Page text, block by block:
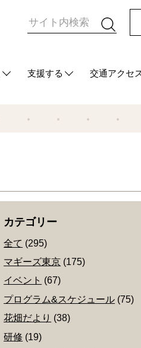
支援する 交通アクセ
カテゴリー
全て (295)
マギーズ東京 (175)
イベント (67)
プログラム&スケジュール (75)
花畑だより (38)
研修 (19)